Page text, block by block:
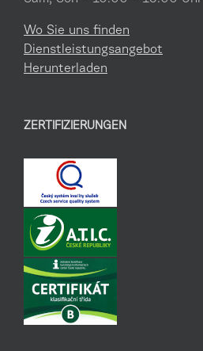
Wo Sie uns finden
Dienstleistungsangebot
Herunterladen
ZERTIFIZIERUNGEN